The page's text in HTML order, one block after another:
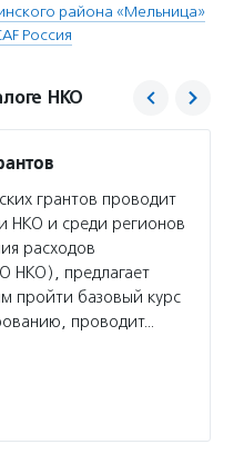
района «Мельница»
Россия
НКО
грантов проводит
НКО и среди регионов
расходов
НКО), предлагает
пройти базовый курс
проводит…